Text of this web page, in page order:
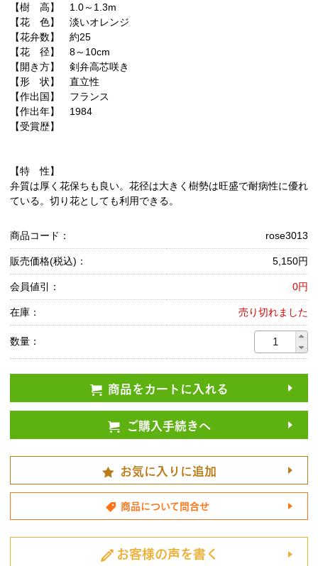
【樹 高】 1.0～1.3m
【花 色】 淡いオレンジ
【花弁数】 約25
【花 径】 8～10cm
【開き方】 剣弁高芯咲き
【形 状】 直立性
【作出国】 フランス
【作出年】 1984
【受賞歴】
【特 性】
弁質は厚く花保ちも良い。花径は大きく樹勢は旺盛で耐病性に優れ
ている。切り花としても利用できる。
商品コード： rose3013
販売価格(税込)： 5,150円
会員値引： 0円
在庫： 売り切れました
数量：
商品をカートに入れる
ご購入手続きへ
お気に入りに追加
商品について問合せ
お客様の声を書く